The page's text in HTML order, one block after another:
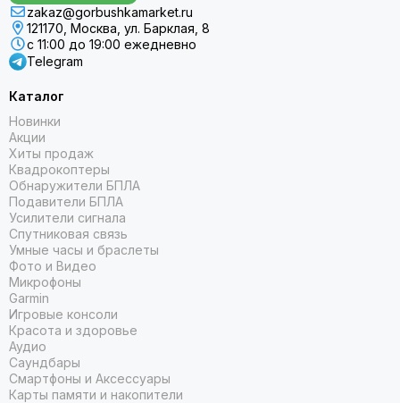
zakaz@gorbushkamarket.ru
121170, Москва, ул. Барклая, 8
с 11:00 до 19:00 ежедневно
Telegram
Каталог
Новинки
Акции
Хиты продаж
Квадрокоптеры
Обнаружители БПЛА
Подавители БПЛА
Усилители сигнала
Спутниковая связь
Умные часы и браслеты
Фото и Видео
Микрофоны
Garmin
Игровые консоли
Красота и здоровье
Аудио
Саундбары
Смартфоны и Аксессуары
Карты памяти и накопители